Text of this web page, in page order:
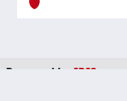
Powered by IRIS